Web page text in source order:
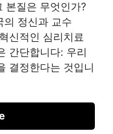
본질은 무엇인가?
의 정신과 교수
신적인 심리치료
간단합니다: 우리
결정한다는 것입니